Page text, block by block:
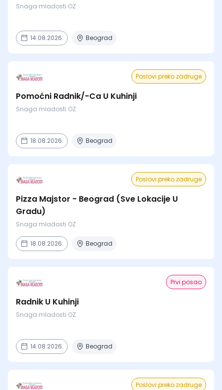
Snaga mladosti OZ
14.08.2026. Beograd
Poslovi preko zadruge
Pomoćni Radnik/-Ca U Kuhinji
Snaga mladosti OZ
18.08.2026. Beograd
Poslovi preko zadruge
Pizza Majstor - Beograd (Sve Lokacije U
Gradu)
Snaga mladosti OZ
18.08.2026. Beograd
Prvi posao
Radnik U Kuhinji
Snaga mladosti OZ
14.08.2026. Beograd
Poslovi preko zadruge